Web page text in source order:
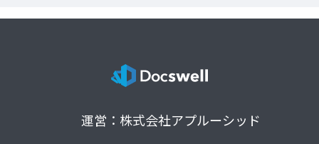
運営：株式会社アプルーシッド